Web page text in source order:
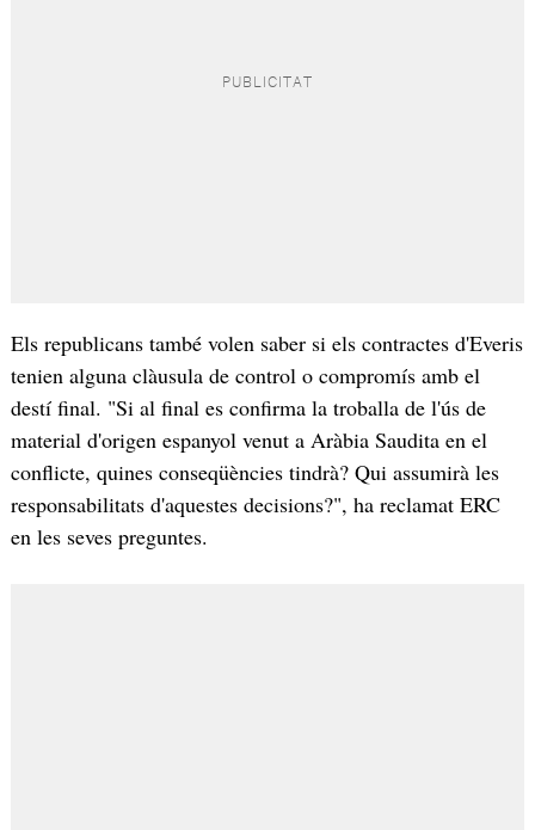
Els republicans també volen saber si els contractes d'Everis
tenien alguna clàusula de control o compromís amb el
destí final. "Si al final es confirma la troballa de l'ús de
material d'origen espanyol venut a Aràbia Saudita en el
conflicte, quines conseqüències tindrà? Qui assumirà les
responsabilitats d'aquestes decisions?", ha reclamat ERC
en les seves preguntes.